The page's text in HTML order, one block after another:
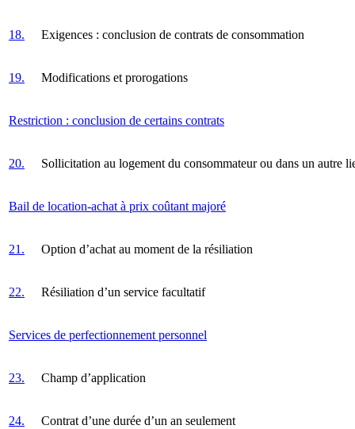
18. Exigences : conclusion de contrats de consommation
19. Modifications et prorogations
Restriction : conclusion de certains contrats
20. Sollicitation au logement du consommateur ou dans un autre
Bail de location-achat à prix coûtant majoré
21. Option d’achat au moment de la résiliation
22. Résiliation d’un service facultatif
Services de perfectionnement personnel
23. Champ d’application
24. Contrat d’une durée d’un an seulement